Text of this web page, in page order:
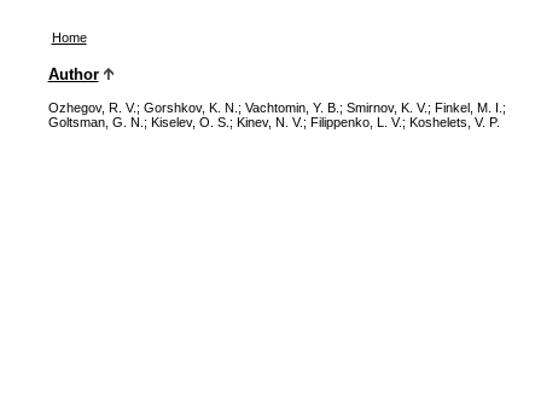
Home
Author
Ozhegov, R. V.; Gorshkov, K. N. ; Vachtomin, Y. B. ; Smirnov, K. V.; Finkel, M. I. ;
Goltsman, G. N. ; Kiselev, O. S. ; Kinev, N. V.; Filippenko, L. V.; Koshelets, V. P.